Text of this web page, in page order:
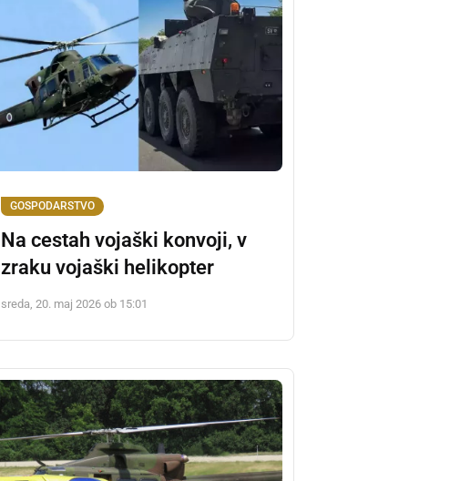
GOSPODARSTVO
Na cestah vojaški konvoji, v
zraku vojaški helikopter
sreda, 20. maj 2026 ob 15:01